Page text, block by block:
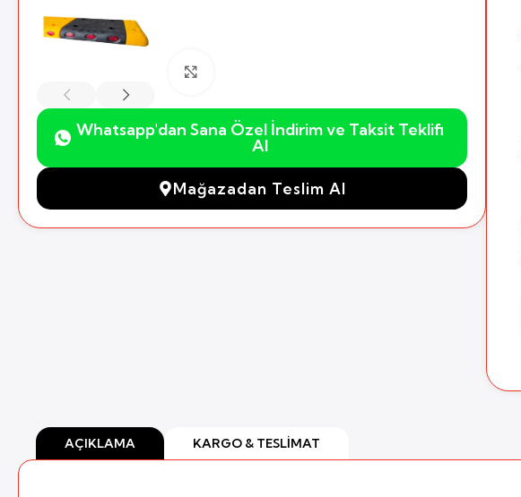
Whatsapp'dan Sana Özel İndirim ve Taksit Teklifi
Al
Mağazadan Teslim Al
AÇIKLAMA KARGO & TESLIMAT